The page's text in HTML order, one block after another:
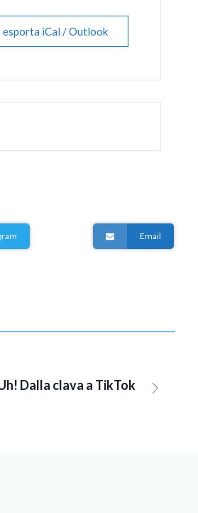
esporta iCal / Outlook
Email
Dalla clava a TikTok